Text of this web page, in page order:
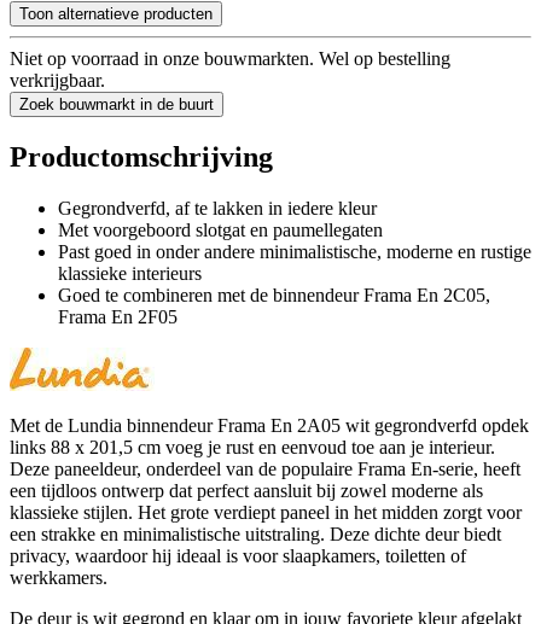
Toon alternatieve producten
Niet op voorraad in onze bouwmarkten. Wel op bestelling
verkrijgbaar.
Zoek bouwmarkt in de buurt
Productomschrijving
Gegrondverfd, af te lakken in iedere kleur
Met voorgeboord slotgat en paumellegaten
Past goed in onder andere minimalistische, moderne en rustige
klassieke interieurs
Goed te combineren met de binnendeur Frama En 2C05,
Frama En 2F05
Met de Lundia binnendeur Frama En 2A05 wit gegrondverfd opdek
links 88 x 201,5 cm voeg je rust en eenvoud toe aan je interieur.
Deze paneeldeur, onderdeel van de populaire Frama En-serie, heeft
een tijdloos ontwerp dat perfect aansluit bij zowel moderne als
klassieke stijlen. Het grote verdiept paneel in het midden zorgt voor
een strakke en minimalistische uitstraling. Deze dichte deur biedt
privacy, waardoor hij ideaal is voor slaapkamers, toiletten of
werkkamers.
De deur is wit gegrond en klaar om in jouw favoriete kleur afgelakt